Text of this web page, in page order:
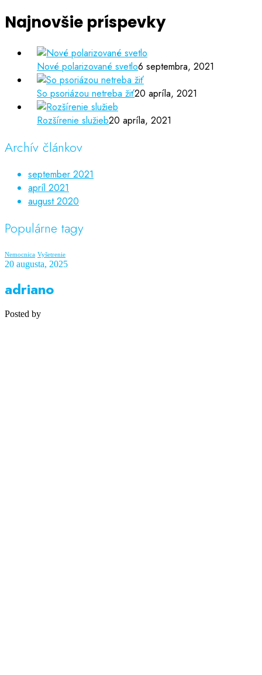
Najnovšie príspevky
Nové polarizované svetlo6 septembra, 2021
So psoriázou netreba žiť20 apríla, 2021
Rozšírenie služieb20 apríla, 2021
Archív článkov
september 2021
apríl 2021
august 2020
Populárne tagy
Nemocnica Vyšetrenie
20 augusta, 2025
adriano
Posted by